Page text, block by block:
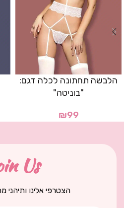
הלבשה תחתונה לכלה דגם:
"בוניטה"
₪99
Us
הצטרפי אלינו ותיהני